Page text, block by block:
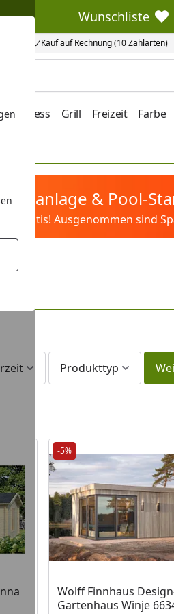
Kauf auf Rechnung (10 Zahlarten)
Wunschliste
Wunschliste
Wellness Grill Freizeit Farbe
& Pool-
gratis! Ausgenommen sind
Produkttyp
-5%
Wolff Finnhaus
Gartenhaus Winje